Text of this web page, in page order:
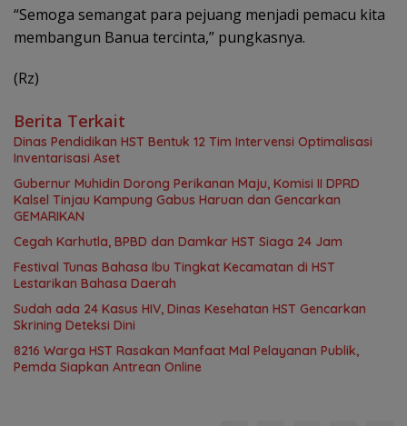
“Semoga semangat para pejuang menjadi pemacu kita
membangun Banua tercinta,” pungkasnya.
(Rz)
Berita Terkait
Dinas Pendidikan HST Bentuk 12 Tim Intervensi Optimalisasi
Inventarisasi Aset
Gubernur Muhidin Dorong Perikanan Maju, Komisi II DPRD
Kalsel Tinjau Kampung Gabus Haruan dan Gencarkan
GEMARIKAN
Cegah Karhutla, BPBD dan Damkar HST Siaga 24 Jam
Festival Tunas Bahasa Ibu Tingkat Kecamatan di HST
Lestarikan Bahasa Daerah
Sudah ada 24 Kasus HIV, Dinas Kesehatan HST Gencarkan
Skrining Deteksi Dini
8216 Warga HST Rasakan Manfaat Mal Pelayanan Publik,
Pemda Siapkan Antrean Online